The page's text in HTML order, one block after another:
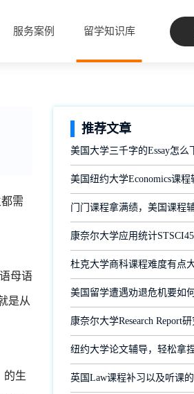
服务案例 留学知识库
需
母语
是从
的生
推荐文章
美国大学三千字的Essay怎
美国纽约大学Economics课程
门门课程拿满绩，美国课程
康奈尔大学应用统计
杜克大学商科课程难度有点
美国留学遭遇劝退危机要如
康奈尔大学Research Report
纽约大学论文辅导，轻松拿
英国Law课程补习以及听课